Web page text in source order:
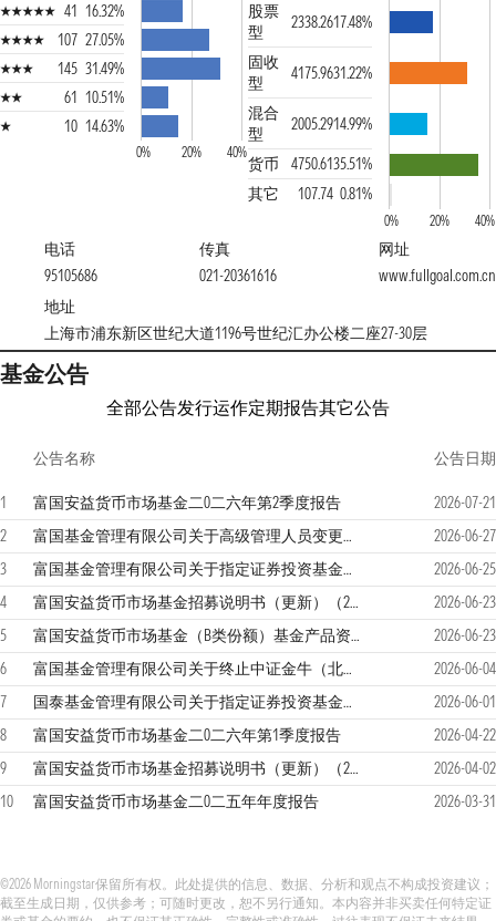
41 16.32%
107 27.05%
145 31.49%
61 10.51%
10 14.63%
0% 20% 40%
股票
型
2338.2617.48%
固收
型
4175.9631.22%
混合
型
2005.2914.99%
货币
4750.6135.51%
其它
107.74 0.81%
0% 20% 40%
电话
95105686
传真
021-20361616
网址
www.fullgoal.com.cn
地址
上海市浦东新区世纪大道1196号世纪汇办公楼二座27-30层
基金公告
全部公告发行运作定期报告其它公告
公告名称 公告日期
1 富国安益货币市场基金二0二六年第2季度报告
2026-07-21
2
富国基金管理有限公司关于高级管理人员变更的公告
2026-06-27
3
富国基金管理有限公司关于指定证券投资基金主流动性服务商的公告
2026-06-25
4
富国安益货币市场基金招募说明书（更新）（2026年第2号）
2026-06-23
5
富国安益货币市场基金（B类份额）基金产品资料概要更新
2026-06-23
6
富国基金管理有限公司关于终止中证金牛（北京）基金销售有限公司办理本公司旗下基金销售业务的公告
2026-06-04
7
国泰基金管理有限公司关于指定证券投资基金主流动性服务商的公告
2026-06-01
8
富国安益货币市场基金二0二六年第1季度报告
2026-04-22
9
富国安益货币市场基金招募说明书（更新）（2026年第1号）
2026-04-02
10
富国安益货币市场基金二0二五年年度报告 2026-03-31
©2026 Morningstar保留所有权。此处提供的信息、数据、分析和观点不构成投资建议；
截至生成日期，仅供参考；可随时更改，恕不另行通知。本内容并非买卖任何特定证